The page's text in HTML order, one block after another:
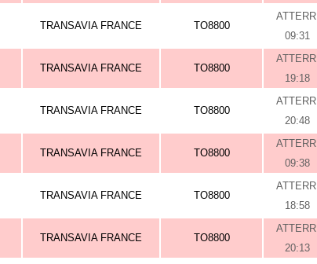
TRANSAVIA FRANCE TO8800
ATTERRI
09:31
TRANSAVIA FRANCE TO8800
ATTERRI
19:18
TRANSAVIA FRANCE TO8800
ATTERRI
20:48
TRANSAVIA FRANCE TO8800
ATTERRI
09:38
TRANSAVIA FRANCE TO8800
ATTERRI
18:58
TRANSAVIA FRANCE TO8800
ATTERRI
20:13